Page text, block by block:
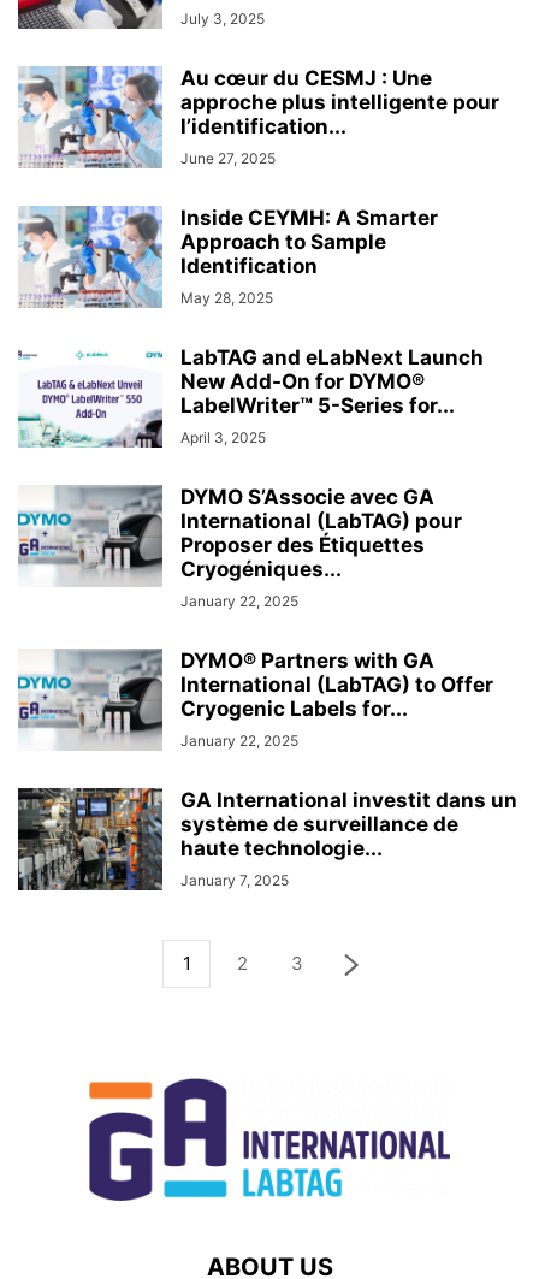
July 3, 2025
Au cœur du CESMJ : Une
approche plus intelligente pour
l’identification...
June 27, 2025
Inside CEYMH: A Smarter
Approach to Sample
Identification
May 28, 2025
LabTAG and eLabNext Launch
New Add-On for DYMO®
LabelWriter™ 5-Series for...
April 3, 2025
DYMO S’Associe avec GA
International (LabTAG) pour
Proposer des Étiquettes
Cryogéniques...
January 22, 2025
DYMO® Partners with GA
International (LabTAG) to Offer
Cryogenic Labels for...
January 22, 2025
GA International investit dans un
système de surveillance de
haute technologie...
January 7, 2025
1 2 3
ABOUT US